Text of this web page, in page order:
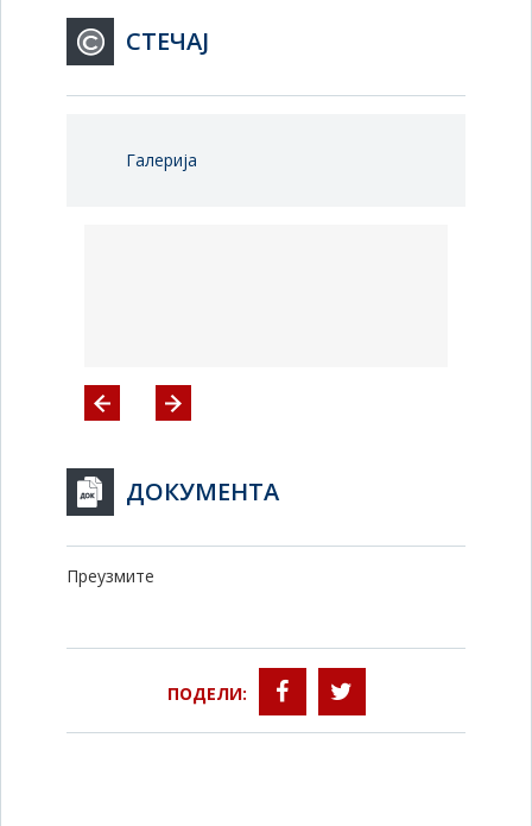
СТЕЧАЈ
Галерија
ДОКУМЕНТА
Преузмите
ПОДЕЛИ: